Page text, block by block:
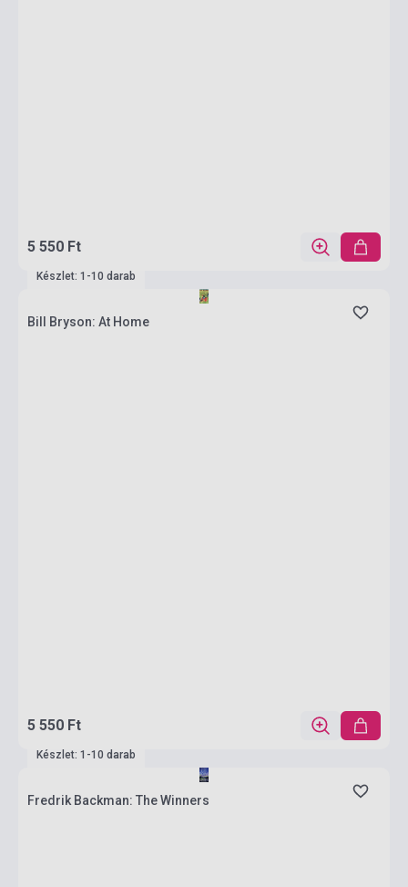
5 550 Ft
Készlet: 1-10 darab
Bill Bryson: At Home
5 550 Ft
Készlet: 1-10 darab
Fredrik Backman: The Winners